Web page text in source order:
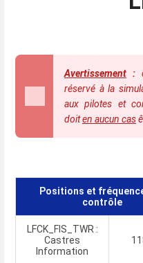
Avertissement :
réservé à la
aux pilotes et
doiten aucun cas
Positions et
contrôle
LFCK_FIS_TWR :
Castres
Information